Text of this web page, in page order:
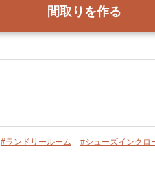
間取りを作る
#ランドリールーム #シューズインクロ